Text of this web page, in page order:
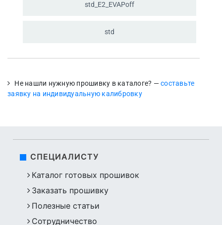
std_ E2_ EVAPoff
std
Не нашли нужную прошивку в каталоге? —составьте
заявку на индивидуальную калибровку
СПЕЦИАЛИСТУ
Каталог готовых прошивок
Заказать прошивку
Полезные статьи
Сотрудничество